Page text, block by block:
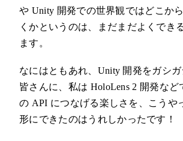
や Unity 開発での世界観ではどこか
くかというのは、まだまだよくでき
ます。
なにはともあれ、Unity 開発をガシ
皆さんに、私は HoloLens 2 開発な
の API につなげる楽しさを、こうや
形にできたのはうれしかったです！